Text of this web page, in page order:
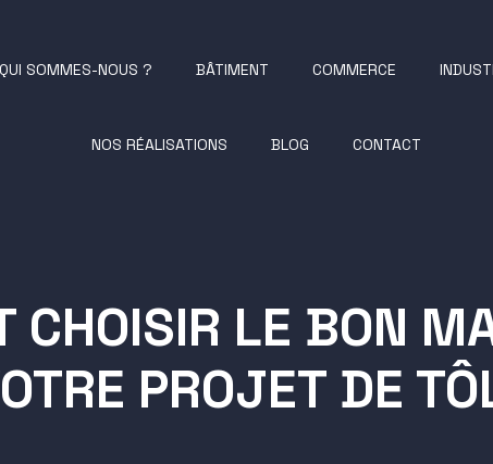
QUI SOMMES-NOUS ? BÂTIMENT
HABILLAGE DE
ACCESSOIRES
COMMERCE
AMÉNAGEMENT
NOS RÉALISATIONS BLOG CONTACT
CHOISIR LE BON
PROJET DE